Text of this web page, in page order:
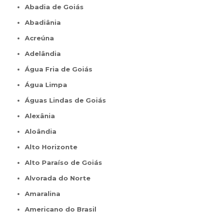
Abadia de Goiás
Abadiânia
Acreúna
Adelândia
Água Fria de Goiás
Água Limpa
Águas Lindas de Goiás
Alexânia
Aloândia
Alto Horizonte
Alto Paraíso de Goiás
Alvorada do Norte
Amaralina
Americano do Brasil